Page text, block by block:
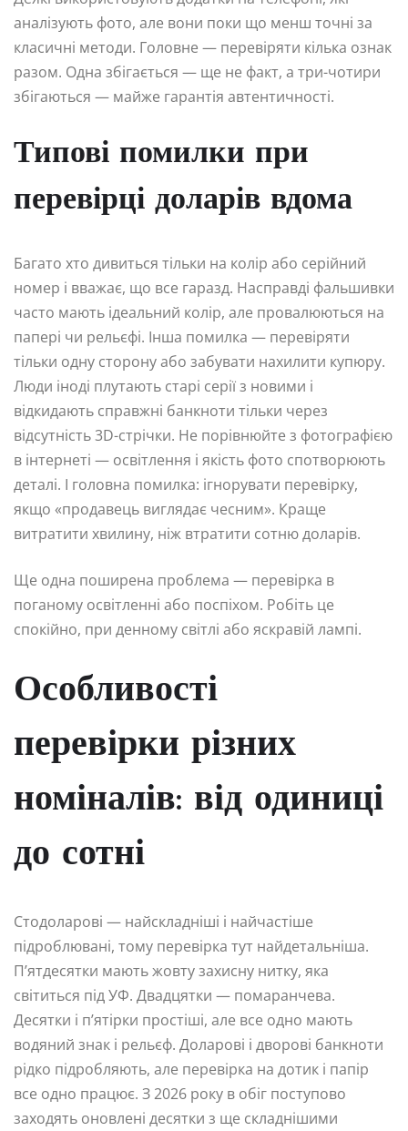
аналізують фото, але вони поки що менш точні за
класичні методи. Головне — перевіряти кілька ознак
разом. Одна збігається — ще не факт, а три-чотири
збігаються — майже гарантія автентичності.
Типові помилки при
перевірці доларів вдома
Багато хто дивиться тільки на колір або серійний
номер і вважає, що все гаразд. Насправді фальшивки
часто мають ідеальний колір, але провалюються на
папері чи рельєфі. Інша помилка — перевіряти
тільки одну сторону або забувати нахилити купюру.
Люди іноді плутають старі серії з новими і
відкидають справжні банкноти тільки через
відсутність 3D-стрічки. Не порівнюйте з фотографією
в інтернеті — освітлення і якість фото спотворюють
деталі. І головна помилка: ігнорувати перевірку,
якщо «продавець виглядає чесним». Краще
витратити хвилину, ніж втратити сотню доларів.
Ще одна поширена проблема — перевірка в
поганому освітленні або поспіхом. Робіть це
спокійно, при денному світлі або яскравій лампі.
Особливості
перевірки різних
номіналів: від одиниці
до сотні
Стодоларові — найскладніші і найчастіше
підроблювані, тому перевірка тут найдетальніша.
П’ятдесятки мають жовту захисну нитку, яка
світиться під УФ. Двадцятки — помаранчева.
Десятки і п’ятірки простіші, але все одно мають
водяний знак і рельєф. Доларові і дворові банкноти
рідко підробляють, але перевірка на дотик і папір
все одно працює. З 2026 року в обіг поступово
заходять оновлені десятки з ще складнішими